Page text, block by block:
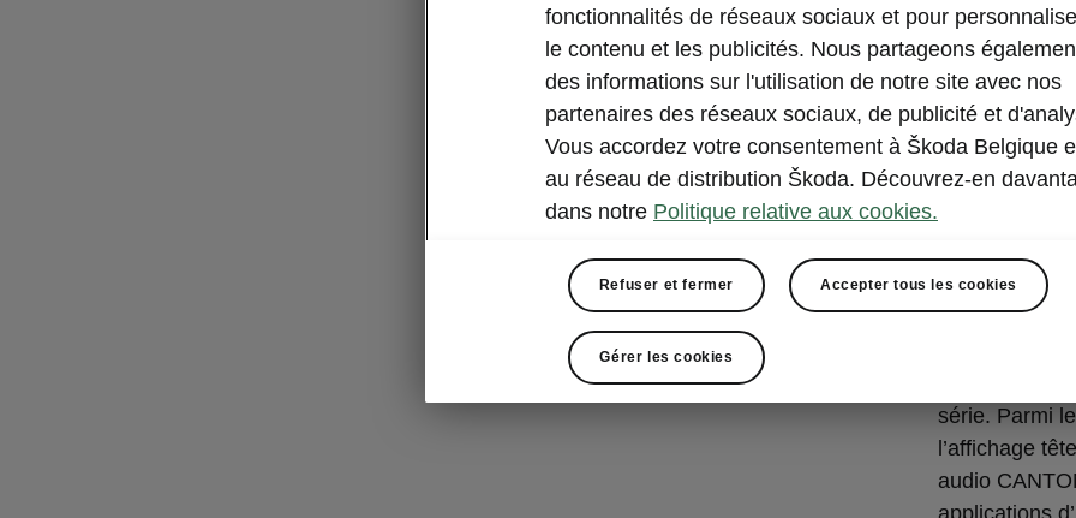
la
Le système
13 pouces
Simple à
jusqu'à cinq
tactile,
Le système
série. Parmi
l’affichage
audio
applications
fonctionnalités de réseaux sociaux et pour
le contenu et les publicités. Nous partageons
des informations sur l'utilisation de notre site avec nos
partenaires des réseaux sociaux, de publicité et
Vous accordez votre consentement à Škoda Belgique
au réseau de distribution Škoda. Découvrez-en
dans notre Politique relative aux cookies.
Refuser et fermer Accepter tous les cookies
Gérer les cookies